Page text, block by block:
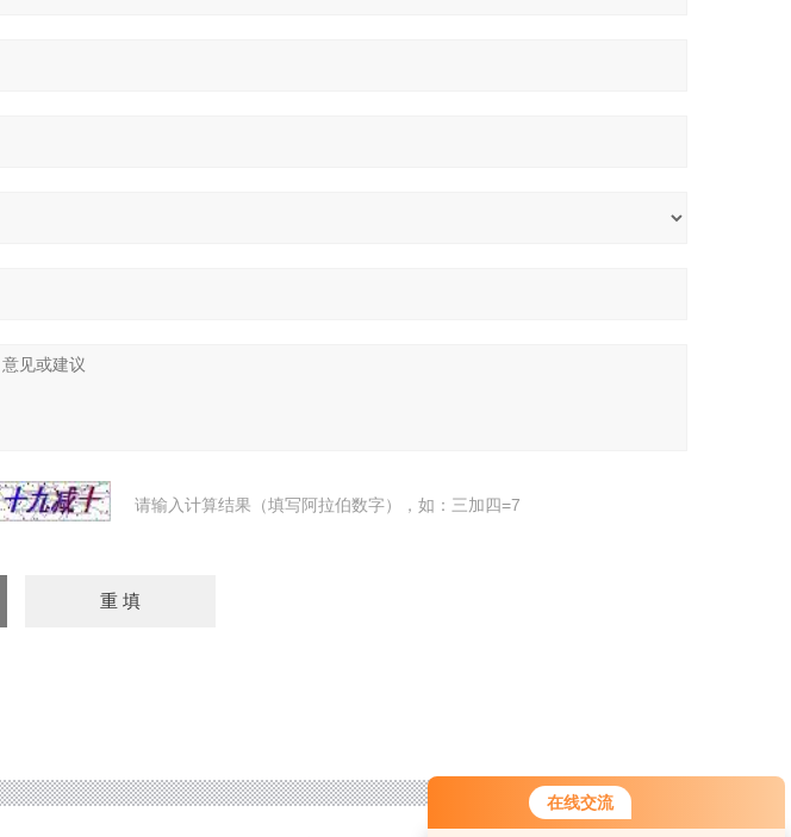
在线交流
请输入计算结果（填写阿拉伯数字），如：三加四=7